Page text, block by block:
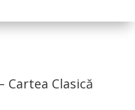
Cartea Clasică